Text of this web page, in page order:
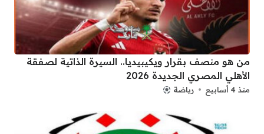
من هو منصف بقرار ويكيبيديا.. السيرة الذاتية لصفقة
الأهلي المصري الجديدة 2026
منذ 4 أسابيع رياضة